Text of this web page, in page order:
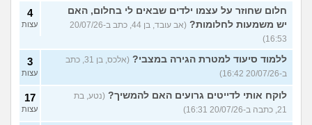
חלום שחוזר על עצמו ילדים שבאים לי בחלום, האם
יש משמעות לחלומות?
(אב עובד, בן 44, כתב ב-20/07/26
16:53)
4
עצות
ללמוד סיעוד למטרת הגירה במצבי?
(אלכס, בן 31, כתב
ב-20/07/26 16:42)
3
עצות
לוקח אותי לדייטים גרועים האם להמשיך? (נטע, בת
21, כתבה ב-20/07/26 16:31)
17
עצות